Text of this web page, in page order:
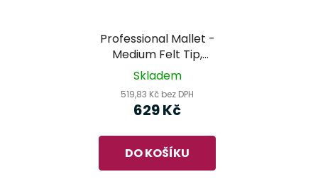
Professional Mallet -
Medium Felt Tip,
Medium (SB-PM-MF-
Energy
Skladem
519,83 Kč bez DPH
629 Kč
DO KOŠÍKU